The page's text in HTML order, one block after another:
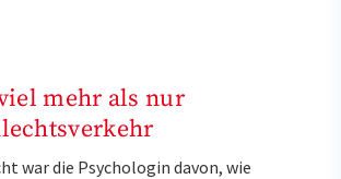
mehr als nur
war die Psychologin davon, wie